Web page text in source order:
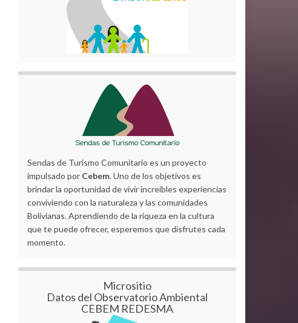
Sendas de Turismo Comunitario es un proyecto
impulsado por Cebem. Uno de los objetivos es
brindar la oportunidad de vivir increíbles experiencias
conviviendo con la naturaleza y las comunidades
Bolivianas. Aprendiendo de la riqueza en la cultura
que te puede ofrecer, esperemos que disfrutes cada
momento.
Micrositio
Datos del Observatorio Ambiental
CEBEM REDESMA